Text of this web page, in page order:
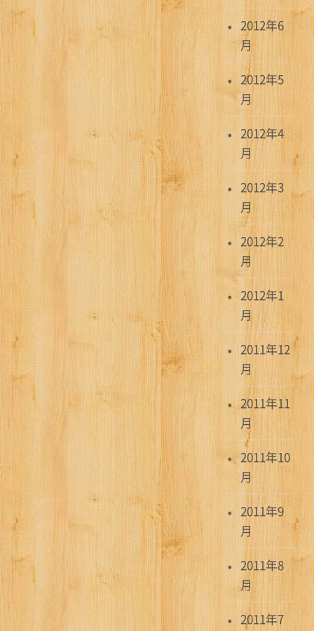
2012年6
月
2012年5
月
2012年4
月
2012年3
月
2012年2
月
2012年1
月
2011年12
月
2011年11
月
2011年10
月
2011年9
月
2011年8
月
2011年7